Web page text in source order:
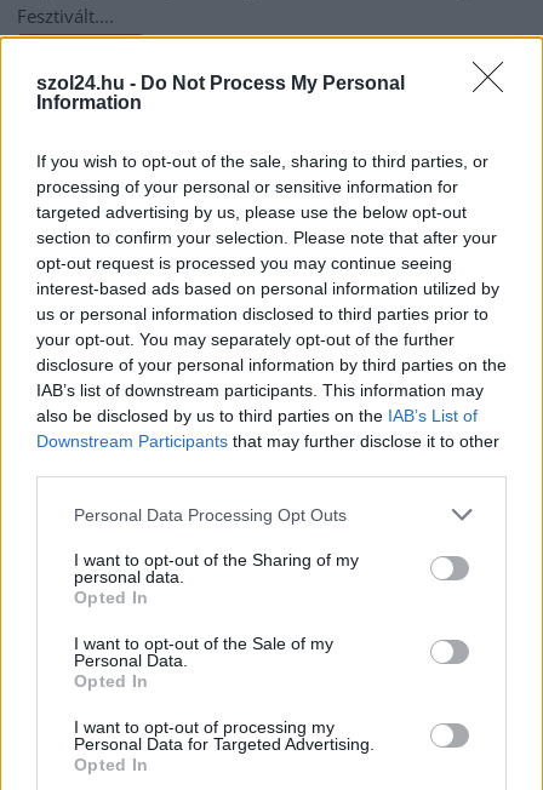
szol24.hu - Do Not Process My Personal
Information
If you wish to opt-out of the sale, sharing to third parties, or
processing of your personal or sensitive information for
targeted advertising by us, please use the below opt-out
section to confirm your selection. Please note that after your
opt-out request is processed you may continue seeing
interest-based ads based on personal information utilized by
us or personal information disclosed to third parties prior to
your opt-out. You may separately opt-out of the further
disclosure of your personal information by third parties on the
IAB’s list of downstream participants. This information may
also be disclosed by us to third parties on the IAB’s List of
Downstream Participants that may further disclose it to other
Please note that this website/app uses one or more Google
not limited to your visit or usage behaviour. You may click to
grant or deny consent to Google and its third-party tags to
use your data for below specified purposes in below Google
consent section.
Personal Data Processing Opt Outs
I want to opt-out of the Sharing of my
personal data.
Opted In
I want to opt-out of the Sale of my
Personal Data.
Opted In
I want to opt-out of processing my
Personal Data for Targeted Advertising.
Opted In
Fesztivált....
szol24.hu
vízkorlátozások, a mezőtúri kórházban leállt a klíma
Meghosszabbította az ország egész területére érvényes,
harmadfokú hőségriasztást az Országos Tisztifőorvos
augusztus 7-én éjfélig, miközben a...
JNSZ megyei hírek